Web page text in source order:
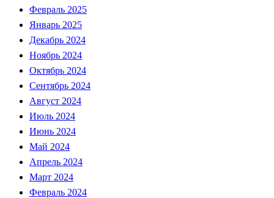
Февраль 2025
Январь 2025
Декабрь 2024
Ноябрь 2024
Октябрь 2024
Сентябрь 2024
Август 2024
Июль 2024
Июнь 2024
Май 2024
Апрель 2024
Март 2024
Февраль 2024